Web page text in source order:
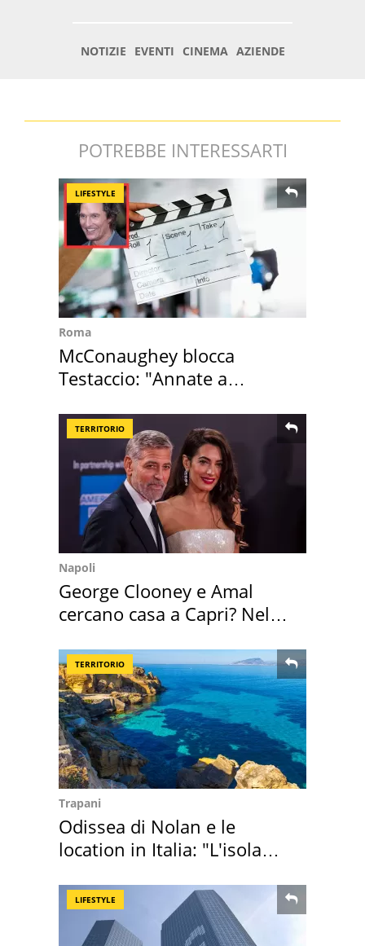
POTREBBE INTERESSARTI
LIFESTYLE
Roma
McConaughey blocca
Testaccio: "Annate a
TERRITORIO
Napoli
George Clooney e Amal
cercano casa a Capri? Nel
TERRITORIO
Trapani
Odissea di Nolan e le
location in Italia: "L'isola
LIFESTYLE